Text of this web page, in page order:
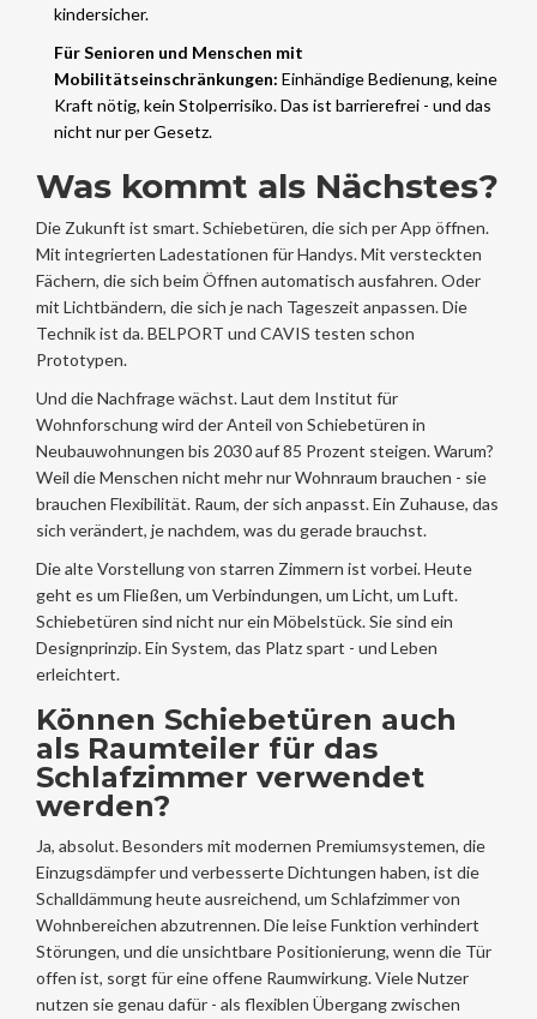
kindersicher.
Für Senioren und Menschen mit
Mobilitätseinschränkungen: Einhändige Bedienung, keine
Kraft nötig, kein Stolperrisiko. Das ist barrierefrei - und das
nicht nur per Gesetz.
Was kommt als Nächstes?
Die Zukunft ist smart. Schiebetüren, die sich per App öffnen.
Mit integrierten Ladestationen für Handys. Mit versteckten
Fächern, die sich beim Öffnen automatisch ausfahren. Oder
mit Lichtbändern, die sich je nach Tageszeit anpassen. Die
Technik ist da. BELPORT und CAVIS testen schon
Prototypen.
Und die Nachfrage wächst. Laut dem Institut für
Wohnforschung wird der Anteil von Schiebetüren in
Neubauwohnungen bis 2030 auf 85 Prozent steigen. Warum?
Weil die Menschen nicht mehr nur Wohnraum brauchen - sie
brauchen Flexibilität. Raum, der sich anpasst. Ein Zuhause, das
sich verändert, je nachdem, was du gerade brauchst.
Die alte Vorstellung von starren Zimmern ist vorbei. Heute
geht es um Fließen, um Verbindungen, um Licht, um Luft.
Schiebetüren sind nicht nur ein Möbelstück. Sie sind ein
Designprinzip. Ein System, das Platz spart - und Leben
erleichtert.
Können Schiebetüren auch
als Raumteiler für das
Schlafzimmer verwendet
werden?
Ja, absolut. Besonders mit modernen Premiumsystemen, die
Einzugsdämpfer und verbesserte Dichtungen haben, ist die
Schalldämmung heute ausreichend, um Schlafzimmer von
Wohnbereichen abzutrennen. Die leise Funktion verhindert
Störungen, und die unsichtbare Positionierung, wenn die Tür
offen ist, sorgt für eine offene Raumwirkung. Viele Nutzer
nutzen sie genau dafür - als flexiblen Übergang zwischen